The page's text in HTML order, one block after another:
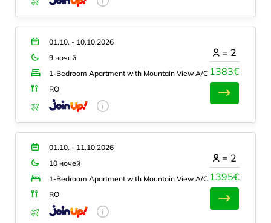
01.10. - 10.10.2026
9 ночей
1-Bedroom Apartment with Mountain View A/C
RO
1383€
= 2
01.10. - 11.10.2026
10 ночей
1-Bedroom Apartment with Mountain View A/C
RO
1395€
= 2